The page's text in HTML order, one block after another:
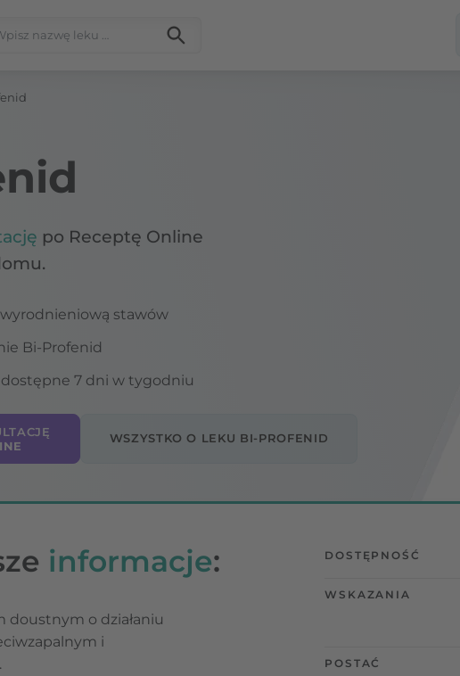
po Receptę Online
stawów
Bi-Profenid
dostępne 7 dni w tygodniu
WSZYSTKO O LEKU BI-PROFENID
informacje:
doustnym o działaniu
i
DOSTĘPNOŚĆ
WSKAZANIA
POSTAĆ